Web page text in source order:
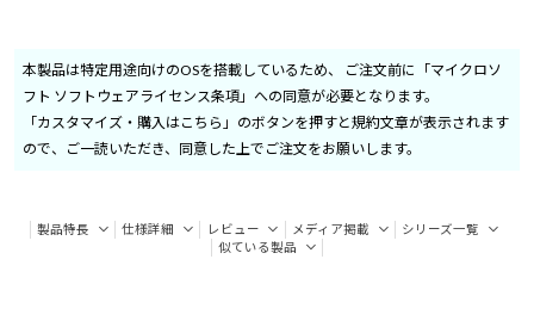
本製品は特定用途向けのOSを搭載しているため、 ご注文前に「マイクロソ
フト ソフトウェアライセンス条項」への同意が必要となります。
「カスタマイズ・購入はこちら」のボタンを押すと規約文章が表示されます
ので、ご一読いただき、同意した上でご注文をお願いします。
製品特長 仕様詳細 レビュー メディア掲載
シリーズ一覧
似ている製品